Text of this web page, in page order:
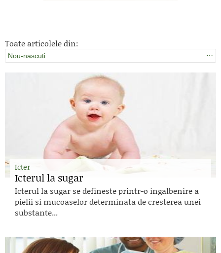
Toate articolele din:
Nou-nascuti ⋯
Icter
Icterul la sugar
Icterul la sugar se defineste printr-o ingalbenire a
pielii si mucoaselor determinata de cresterea unei
substante...